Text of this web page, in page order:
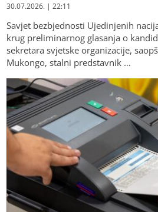
30.07.2026. | 22:11
Savjet bezbjednosti Ujedinjenih
krug preliminarnog glasanja o
sekretara svjetske organizacije,
Mukongo, stalni predstavnik …